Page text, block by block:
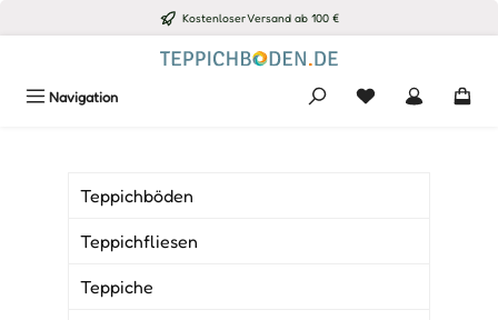
Zum Hauptinhalt springen Kostenloser Versand ab 100 €
Navigation Du hast 0
Teppichböden
Teppichfliesen
Teppiche